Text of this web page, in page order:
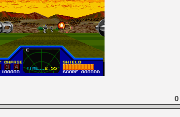
[GK] Oubliez Crazy Taxi,
[LS] [Switch] NSZ 5.0.0
0